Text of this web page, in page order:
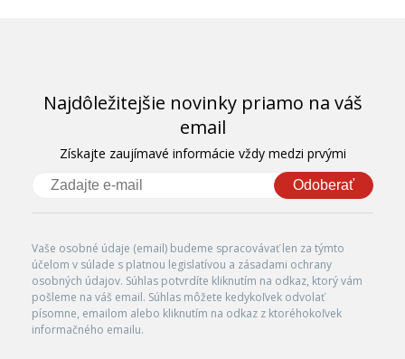
Najdôležitejšie novinky priamo na váš
email
Získajte zaujímavé informácie vždy medzi prvými
Odoberať
Vaše osobné údaje (email) budeme spracovávať len za týmto
účelom v súlade s platnou legislatívou a zásadami ochrany
osobných údajov. Súhlas potvrdíte kliknutím na odkaz, ktorý vám
pošleme na váš email. Súhlas môžete kedykoľvek odvolať
písomne, emailom alebo kliknutím na odkaz z ktoréhokoľvek
informačného emailu.